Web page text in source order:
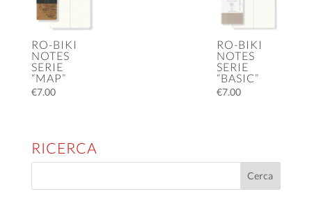
RO-BIKI
NOTES
SERIE
“MAP”
€7.00
RO-BIKI
NOTES
SERIE
“BASIC”
€7.00
RICERCA